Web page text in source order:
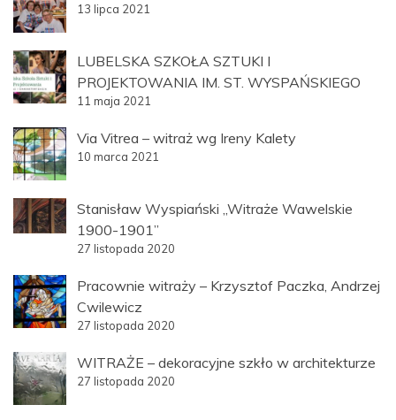
13 lipca 2021
LUBELSKA SZKOŁA SZTUKI I
PROJEKTOWANIA IM. ST. WYSPAŃSKIEGO
11 maja 2021
Via Vitrea – witraż wg Ireny Kalety
10 marca 2021
Stanisław Wyspiański „Witraże Wawelskie
1900-1901”
27 listopada 2020
Pracownie witraży – Krzysztof Paczka, Andrzej
Cwilewicz
27 listopada 2020
WITRAŻE – dekoracyjne szkło w architekturze
27 listopada 2020